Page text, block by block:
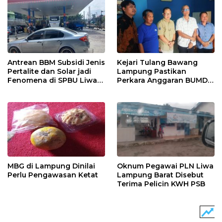
Antrean BBM Subsidi Jenis
Pertalite dan Solar jadi
Fenomena di SPBU Liwa
Kejari Tulang Bawang
Lampung Pastikan
Perkara Anggaran BUMD
MBG di Lampung Dinilai
Perlu Pengawasan Ketat
Oknum Pegawai PLN Liwa
Lampung Barat Disebut
Terima Pelicin KWH PSB